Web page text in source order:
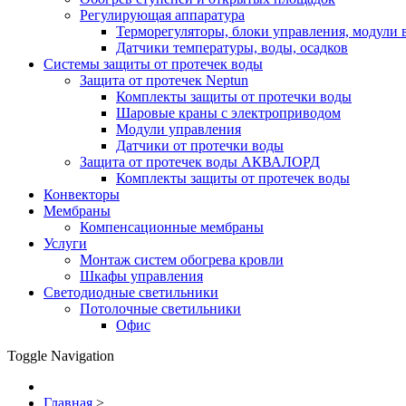
Регулирующая аппаратура
Терморегуляторы, блоки управления, модули
Датчики температуры, воды, осадков
Системы защиты от протечек воды
Защита от протечек Neptun
Комплекты защиты от протечки воды
Шаровые краны с электроприводом
Модули управления
Датчики от протечки воды
Защита от протечек воды АКВАЛОРД
Комплекты защиты от протечек воды
Конвекторы
Мембраны
Компенсационные мембраны
Услуги
Монтаж систем обогрева кровли
Шкафы управления
Светодиодные светильники
Потолочные светильники
Офис
Toggle Navigation
Главная >